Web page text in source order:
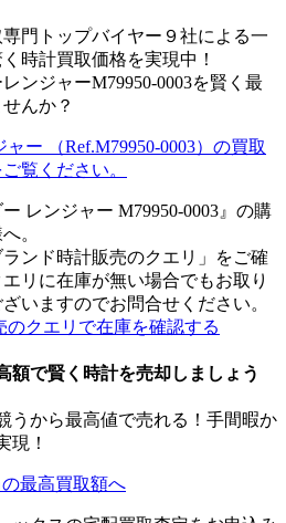
門トップバイヤー９社による一
時計買取価格を実現中！
ンジャーM79950-0003を賢く最
んか？
ー （Ref.M79950-0003）の買取
覧ください。
レンジャー M79950-0003』の購
。
ンド時計販売のクエリ」をご確
リに在庫が無い場合でもお取り
いますのでお問合せください。
のクエリで在庫を確認する
額で賢く時計を売却しましょう
うから最高値で売れる！手間暇か
現！
最高買取額へ